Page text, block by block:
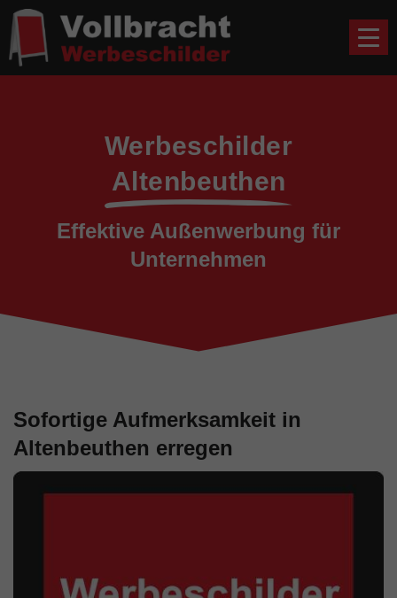
Werbeschilder
Altenbeuthen
Effektive Außenwerbung für
Unternehmen
Sofortige Aufmerksamkeit in
Altenbeuthen erregen